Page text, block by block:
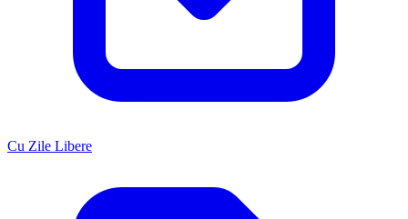
Cu Zile Libere